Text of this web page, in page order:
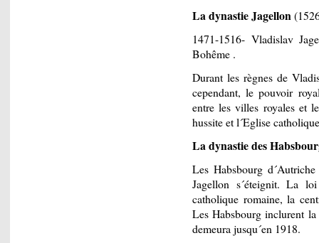
La dynastie Jagellon
1471-1516- Vladislav
Bohême .
Durant les règnes de
cependant, le pouvoir
entre les villes royales et
hussite et l´Eglise
La dynastie des
Les Habsbourg
Jagellon s´éteignit. La
catholique romaine, la
Les Habsbourg inclurent
demeura jusqu´en 1918.